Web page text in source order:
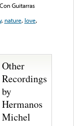
Con Guitarras
, nature, love,
Other
Recordings
by
Hermanos
Michel